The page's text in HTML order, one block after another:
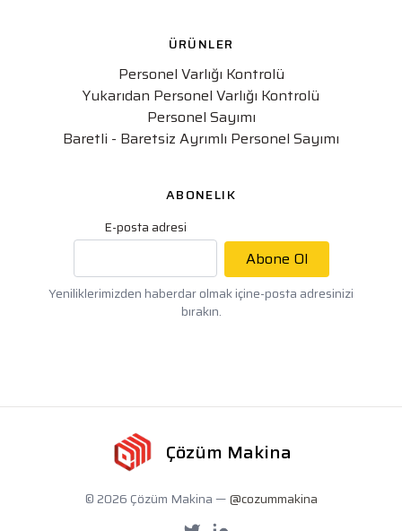
ÜRÜNLER
Personel Varlığı Kontrolü
Yukarıdan Personel Varlığı Kontrolü
Personel Sayımı
Baretli - Baretsiz Ayrımlı Personel Sayımı
ABONELIK
E-posta adresi
Abone Ol
Yeniliklerimizden haberdar olmak içine-posta adresinizi
bırakın.
Çözüm Makina
© 2026 Çözüm Makina — @cozummakina